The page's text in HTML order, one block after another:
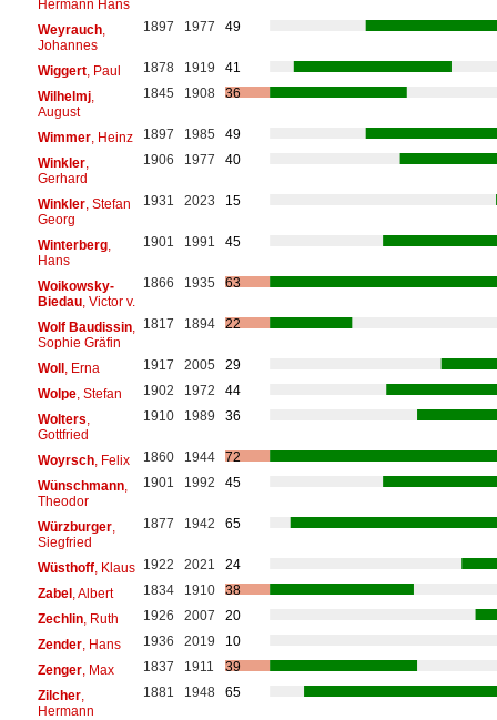
Hermann Hans
Weyrauch,
Johannes
1897 1977 49
Wiggert, Paul 1878 1919
41
Wilhelmj,
August
1845 1908 36
Wimmer, Heinz 1897 1985
49
Winkler,
Gerhard
1906 1977 40
Winkler, Stefan
Georg
1931 2023 15
Winterberg,
Hans
1901 1991 45
Woikowsky-
Biedau, Victor v.
1866 1935 63
Wolf Baudissin,
Sophie Gräfin
1817 1894 22
Woll, Erna 1917 2005
29
Wolpe, Stefan 1902 1972
44
Wolters
Gottfried
1910 1989 36
Woyrsch, Felix 1860 1944
72
Wünschmann,
Theodor
1901 1992 45
Würzburger,
Siegfried
1877 1942 65
Wüsthoff, Klaus 1922 2021
24
Zabel, Albert 1834 1910
38
Zechlin, Ruth 1926 2007
20
Zender, Hans 1936 2019
10
Zenger, Max 1837 1911
39
Zilcher,
Hermann
1881 1948 65